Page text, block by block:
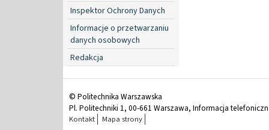
Inspektor Ochrony Danych
Informacje o przetwarzaniu
danych osobowych
Redakcja
© Politechnika Warszawska
Pl. Politechniki 1, 00-661 Warszawa, Informacja
Kontakt Mapa strony